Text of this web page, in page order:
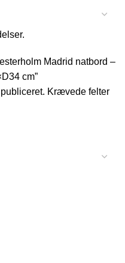
Madrid natbord –
cm”
Krævede felter